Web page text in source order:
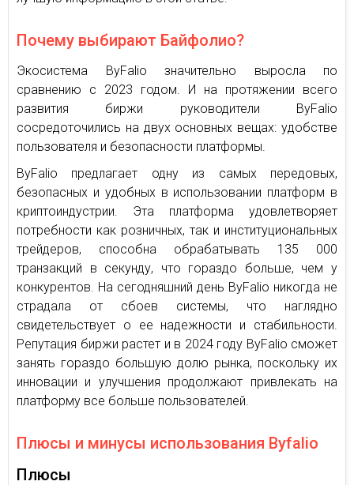
Почему выбирают Байфолио?
Экосистема ByFalio значительно выросла по
сравнению с 2023 годом. И на протяжении всего
развития биржи руководители ByFalio
сосредоточились на двух основных вещах: удобстве
пользователя и безопасности платформы.
ByFalio предлагает одну из самых передовых,
безопасных и удобных в использовании платформ в
криптоиндустрии. Эта платформа удовлетворяет
потребности как розничных, так и институциональных
трейдеров, способна обрабатывать 135 000
транзакций в секунду, что гораздо больше, чем у
конкурентов. На сегодняшний день ByFalio никогда не
страдала от сбоев системы, что наглядно
свидетельствует о ее надежности и стабильности.
Репутация биржи растет и в 2024 году ByFalio сможет
занять гораздо большую долю рынка, поскольку их
инновации и улучшения продолжают привлекать на
платформу все больше пользователей.
Плюсы и минусы использования Byfalio
Плюсы